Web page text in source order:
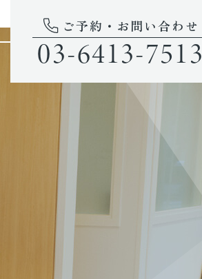
ご予約・お問い合わせ
03-6413-7513